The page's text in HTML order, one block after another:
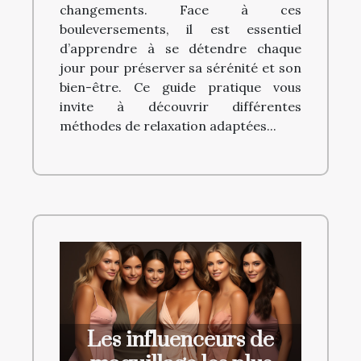
changements. Face à ces
bouleversements, il est essentiel
d’apprendre à se détendre chaque
jour pour préserver sa sérénité et son
bien-être. Ce guide pratique vous
invite à découvrir différentes
méthodes de relaxation adaptées...
Les influenceurs de